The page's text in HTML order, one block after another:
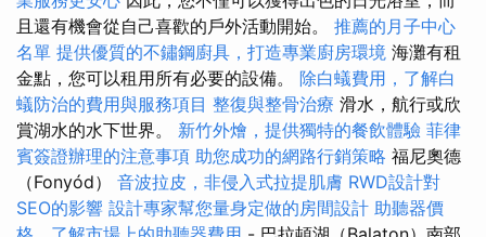
且還有機會從自己喜歡的戶外活動開始。 推薦的月子中心
名單 提供優質的不鏽鋼廚具，打造專業廚房環境 海灘有租
金點，您可以租用所有必要的設備。 除白蟻費用，了解白
蟻防治的費用與服務項目 整復與整骨治療 滑水，航行或欣
賞湖水的水下世界。 新竹外燴，提供獨特的餐飲體驗 菲律
賓簽證辦理的注意事項 助您成功的網路行銷策略 福尼奧德
（Fonyód） 音波拉皮，非侵入式拉提肌膚 RWD設計對
SEO的影響 設計專家幫您量身定做的房間設計 助聽器價